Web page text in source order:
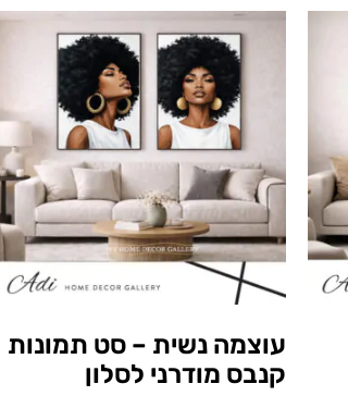
עוצמה נשית – סט תמונות
קנבס מודרני לסלון